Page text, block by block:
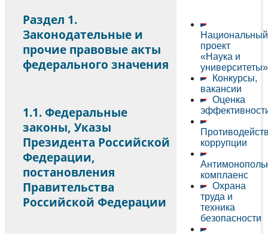
Национальный
проект
«Наука и
университеты»
Конкурсы,
вакансии
Оценка
коррупции
комплаенс
Охрана
труда и
техника
безопасности
Раздел 1.
Законодательные и
прочие правовые акты
федерального значения
1.1. Федеральные
законы, Указы
Президента Российской
Федерации,
постановления
Правительства
Российской Федерации